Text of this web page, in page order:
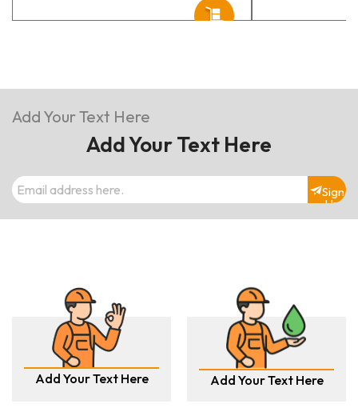
Add Your Text Here
Add Your Text Here
Sign
Up
Add Your Text Here Add Your Text Here